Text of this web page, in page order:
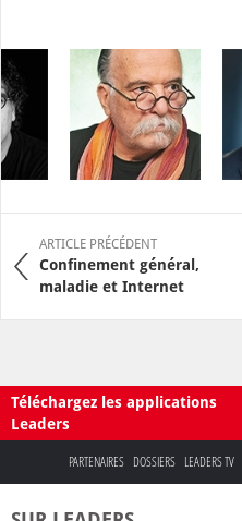
ARTICLE PRÉCÉDENT
Confinement général,
maladie et Internet
Téléchargez les applications
Leaders
PARTENAIRES DOSSIERS LEADERS TV